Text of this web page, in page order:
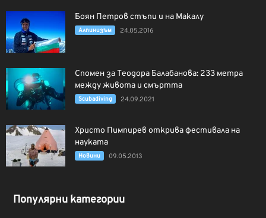
Боян Петров стъпи и на Макалу
Алпинизъм 24.05.2016
Спомен за Теодора Балабанова: 233 метра
между живота и смъртта
Scubadiving 24.09.2021
Христо Пимпирев открива фестивала на
науката
Новини 09.05.2013
Популярни категории